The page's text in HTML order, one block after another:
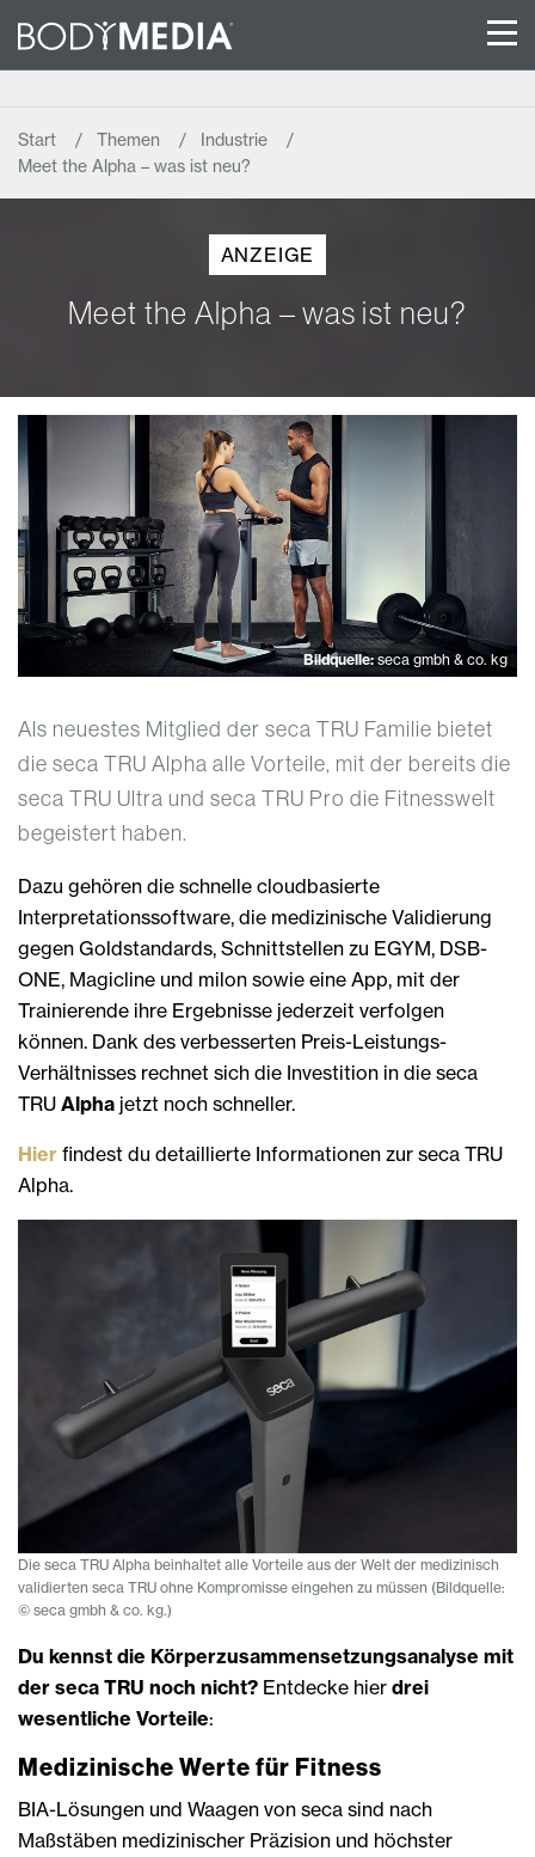
Start Themen
Industrie
Meet the Alpha – was ist neu?
ANZEIGE
Meet the Alpha – was ist neu?
Bildquelle:seca gmbh & co. kg
Als neuestes Mitglied der seca TRU Familie bietet
die seca TRU Alpha alle Vorteile, mit der bereits die
seca TRU Ultra und seca TRU Pro die Fitnesswelt
begeistert haben.
Dazu gehören die schnelle cloudbasierte
Interpretationssoftware, die medizinische Validierung
gegen Goldstandards, Schnittstellen zu EGYM, DSB-
ONE, Magicline und milon sowie eine App, mit der
Trainierende ihre Ergebnisse jederzeit verfolgen
können. Dank des verbesserten Preis-Leistungs-
Verhältnisses rechnet sich die Investition in die seca
TRU Alpha jetzt noch schneller.
Hier findest du detaillierte Informationen zur seca TRU
Alpha.
Die seca TRU Alpha beinhaltet alle Vorteile aus der Welt der medizinisch
validierten seca TRU ohne Kompromisse eingehen zu müssen (Bildquelle:
© seca gmbh & co. kg.)
Du kennst die Körperzusammensetzungsanalyse mit
der seca TRU noch nicht? Entdecke hier drei
wesentliche Vorteile:
Medizinische Werte für Fitness
BIA-Lösungen und Waagen von seca sind nach
Maßstäben medizinischer Präzision und höchster